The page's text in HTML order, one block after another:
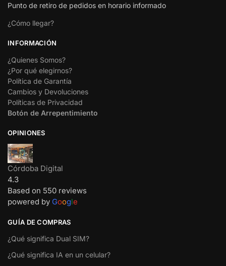
Punto de retiro de pedidos en horario informado
¿Cómo llegar?
INFORMACIÓN
¿Quienes Somos?
¿Por qué elegirnos?
Política de Garantía
Cambios y Devoluciones
Políticas de Privacidad
Botón de Arrepentimiento
OPINIONES
Córdoba Digital
4.3
Based on 550 reviews
powered by Google
GUÍA DE COMPRAS
¿Qué significa Dual SIM?
¿Qué significa IA en un celular?